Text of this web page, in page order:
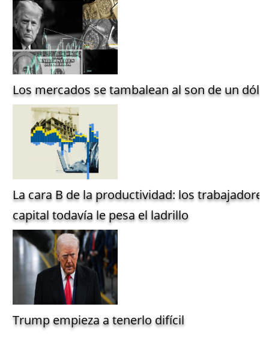
Los mercados se tambalean al son de un
La cara B de la productividad: los
capital todavía le pesa el ladrillo
Trump empieza a tenerlo difícil